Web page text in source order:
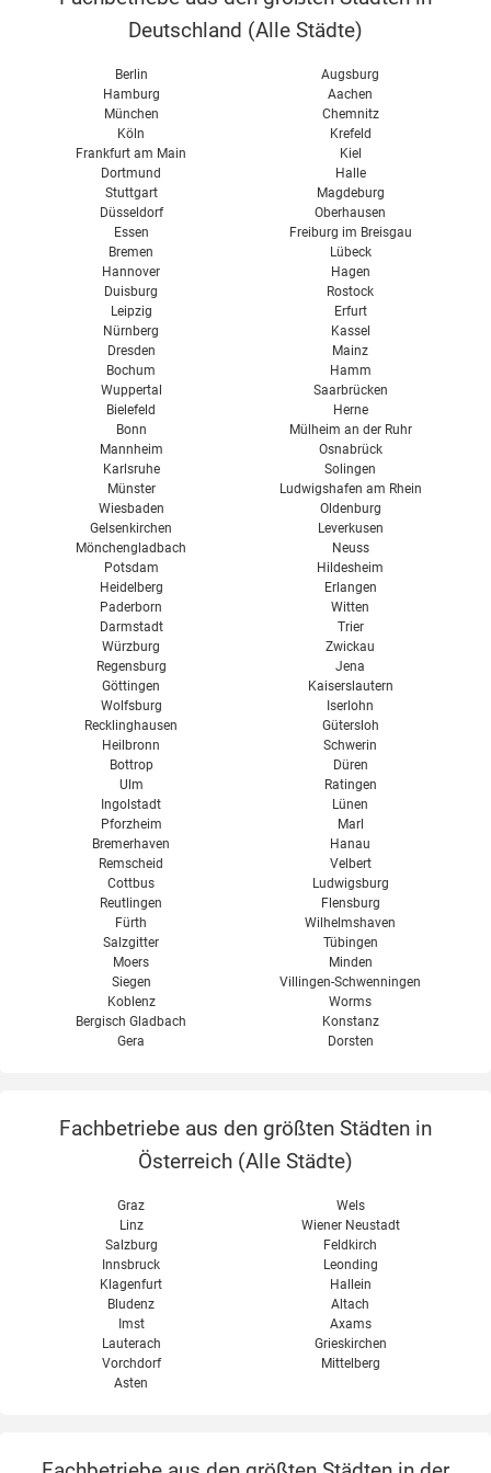
Deutschland (Alle Städte)
Berlin
Hamburg
München
Köln
Frankfurt am Main
Dortmund
Stuttgart
Düsseldorf
Essen
Bremen
Hannover
Duisburg
Leipzig
Nürnberg
Dresden
Bochum
Wuppertal
Bielefeld
Bonn
Mannheim
Karlsruhe
Münster
Wiesbaden
Gelsenkirchen
Mönchengladbach
Augsburg
Aachen
Chemnitz
Krefeld
Kiel
Halle
Magdeburg
Oberhausen
Freiburg im Breisgau
Lübeck
Hagen
Rostock
Erfurt
Kassel
Mainz
Hamm
Saarbrücken
Herne
Mülheim an der Ruhr
Osnabrück
Solingen
Ludwigshafen am Rhein
Oldenburg
Leverkusen
Neuss
Potsdam
Heidelberg
Paderborn
Darmstadt
Würzburg
Regensburg
Göttingen
Wolfsburg
Recklinghausen
Heilbronn
Bottrop
Ulm
Ingolstadt
Pforzheim
Bremerhaven
Remscheid
Cottbus
Reutlingen
Fürth
Salzgitter
Moers
Siegen
Koblenz
Bergisch Gladbach
Gera
Hildesheim
Erlangen
Witten
Trier
Zwickau
Jena
Kaiserslautern
Iserlohn
Gütersloh
Schwerin
Düren
Ratingen
Lünen
Marl
Hanau
Velbert
Ludwigsburg
Flensburg
Wilhelmshaven
Tübingen
Minden
Villingen-Schwenningen
Worms
Konstanz
Dorsten
Fachbetriebe aus den größten Städten in
Österreich (Alle Städte)
Graz
Linz
Salzburg
Innsbruck
Klagenfurt
Wels
Wiener Neustadt
Feldkirch
Leonding
Hallein
Bludenz
Imst
Lauterach
Vorchdorf
Asten
Altach
Axams
Grieskirchen
Mittelberg